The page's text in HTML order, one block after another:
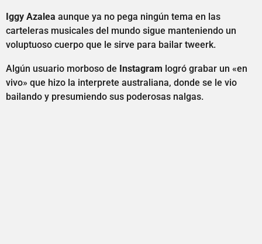
Iggy Azalea aunque ya no pega ningún tema en las
carteleras musicales del mundo sigue manteniendo un
voluptuoso cuerpo que le sirve para bailar tweerk.
Algún usuario morboso de Instagram logró grabar un «en
vivo» que hizo la interprete australiana, donde se le vio
bailando y presumiendo sus poderosas nalgas.